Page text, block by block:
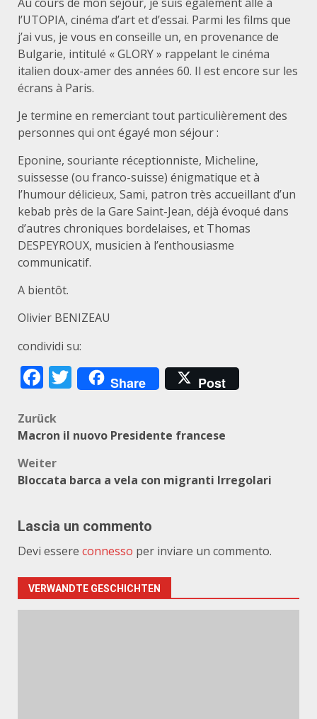
l’UTOPIA, cinéma d’art et d’essai. Parmi les films que
j’ai vus, je vous en conseille un, en provenance de
Bulgarie, intitulé « GLORY » rappelant le cinéma
italien doux-amer des années 60. Il est encore sur les
écrans à Paris.
Je termine en remerciant tout particulièrement des
personnes qui ont égayé mon séjour :
Eponine, souriante réceptionniste, Micheline,
suissesse (ou franco-suisse) énigmatique et à
l’humour délicieux, Sami, patron très accueillant d’un
kebab près de la Gare Saint-Jean, déjà évoqué dans
d’autres chroniques bordelaises, et Thomas
DESPEYROUX, musicien à l’enthousiasme
communicatif.
A bientôt.
Olivier BENIZEAU
condividi su:
Facebook
Twitter
Share Post
Beitragsnavigation
Zurück
Macron il nuovo Presidente francese
Weiter
Bloccata barca a vela con migranti Irregolari
Lascia un commento
Devi essere connesso per inviare un commento.
VERWANDTE GESCHICHTEN